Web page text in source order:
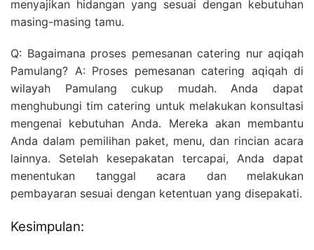
menyajikan hidangan yang sesuai dengan kebutuhan
masing-masing tamu.
Q: Bagaimana proses pemesanan catering nur aqiqah
Pamulang? A: Proses pemesanan catering aqiqah di
wilayah Pamulang cukup mudah. Anda dapat
menghubungi tim catering untuk melakukan konsultasi
mengenai kebutuhan Anda. Mereka akan membantu
Anda dalam pemilihan paket, menu, dan rincian acara
lainnya. Setelah kesepakatan tercapai, Anda dapat
menentukan tanggal acara dan melakukan
pembayaran sesuai dengan ketentuan yang disepakati.
Kesimpulan: